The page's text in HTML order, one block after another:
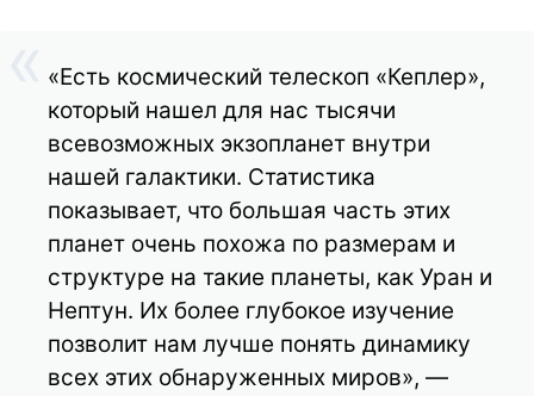
«Есть космический телескоп «Кеплер»,
который нашел для нас тысячи
всевозможных экзопланет внутри
нашей галактики. Статистика
показывает, что большая часть этих
планет очень похожа по размерам и
структуре на такие планеты, как Уран и
Нептун. Их более глубокое изучение
позволит нам лучше понять динамику
всех этих обнаруженных миров», —